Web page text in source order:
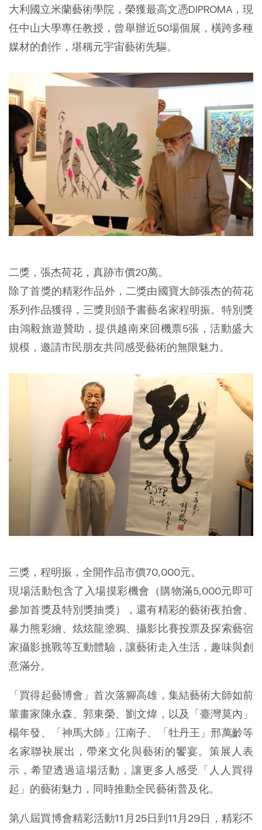
大利國立米蘭藝術學院，榮獲最高文憑DIPROMA，現
任中山大學專任教授，曾舉辦近50場個展，橫跨多種
媒材的創作，堪稱元宇宙藝術先驅。
二獎，張杰荷花，真跡市價20萬。
除了首獎的精彩作品外，二獎由國寶大師張杰的荷花
系列作品獲得，三獎則頒予書藝名家程明振。特別獎
由鴻毅旅遊贊助，提供越南來回機票5張，活動盛大
規模，邀請市民朋友共同感受藝術的無限魅力。
三獎，程明振，全開作品市價70,000元。
現場活動包含了入場摸彩機會（購物滿5,000元即可
參加首獎及特別獎抽獎），還有精彩的藝術夜拍會、
暴力熊彩繪、炫炫龍塗鴉、攝影比賽投票及探索藝宿
家攝影挑戰等互動體驗，讓藝術走入生活，趣味與創
意滿分。
「買得起藝博會」首次落腳高雄，集結藝術大師如前
輩畫家陳永森、郭東榮、劉文煒，以及「臺灣莫內」
楊年發、「神馬大師」江南子、「牡丹王」邢萬齡等
名家聯袂展出，帶來文化與藝術的饗宴。策展人表
示，希望透過這場活動，讓更多人感受「人人買得
起」的藝術魅力，同時推動全民藝術普及化。
第八屆買博會精彩活動11月25日到11月29日，精彩不